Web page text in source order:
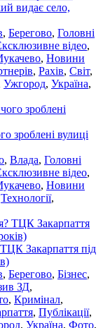
видає село,
, Берегово, Головні
відео,
, Новини
, Рахів, Світ,
Ужгород, Україна,
зроблені вулиці
, Влада, Головні
відео,
, Новини
Технології,
ТЦК Закарпаття під
, Берегово, Бізнес,
ЗД,
, Кримінал,
, Публікації,
, Україна, Фото,